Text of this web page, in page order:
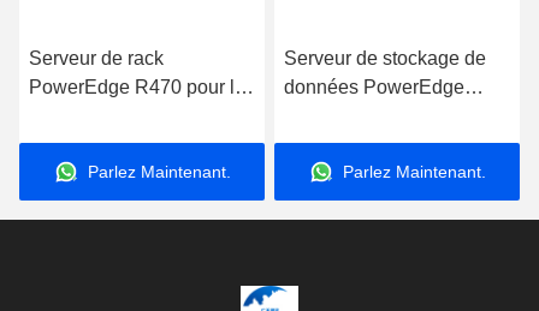
Serveur de rack
PowerEdge R470 pour les
de données sur ordinateur
InternetParlez Maintenant.
Serveur de stockage de
données PowerEdge
Intel Xeon pour
applications
professionnelles
Parlez Maintenant.